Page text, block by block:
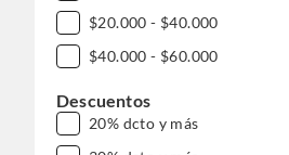
$20.000 - $40.000
$40.000 - $60.000
Descuentos
20% dcto y más